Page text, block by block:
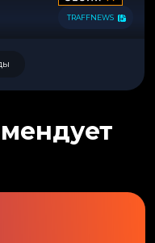
TRAFFNEWS